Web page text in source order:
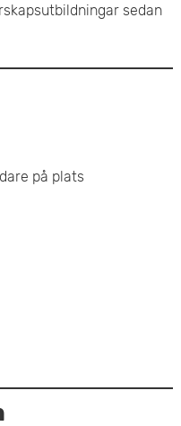
sedan
på plats